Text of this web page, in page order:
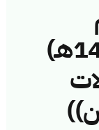
(42749198/ق/1443هـ)